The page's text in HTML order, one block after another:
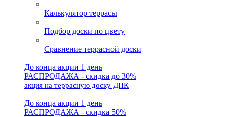
Калькулятор террасы
Подбор доски по цвету
Сравнение террасной доски
До конца акции 1 день
РАСПРОДАЖА - скидка до 30%
акция на террасную доску ДПК
До конца акции 1 день
РАСПРОДАЖА - скидка 50%